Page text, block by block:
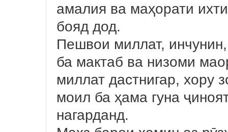
амалия ва маҳорати
бояд дод.
Пешвои миллат,
ба мактаб ва низоми
миллат дастнигар, хору
моил ба ҳама гуна
нагарданд.